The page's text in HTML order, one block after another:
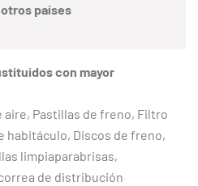
países
con mayor
Pastillas de freno, Filtro
habitáculo, Discos de freno,
limpiaparabrisas,
de distribución